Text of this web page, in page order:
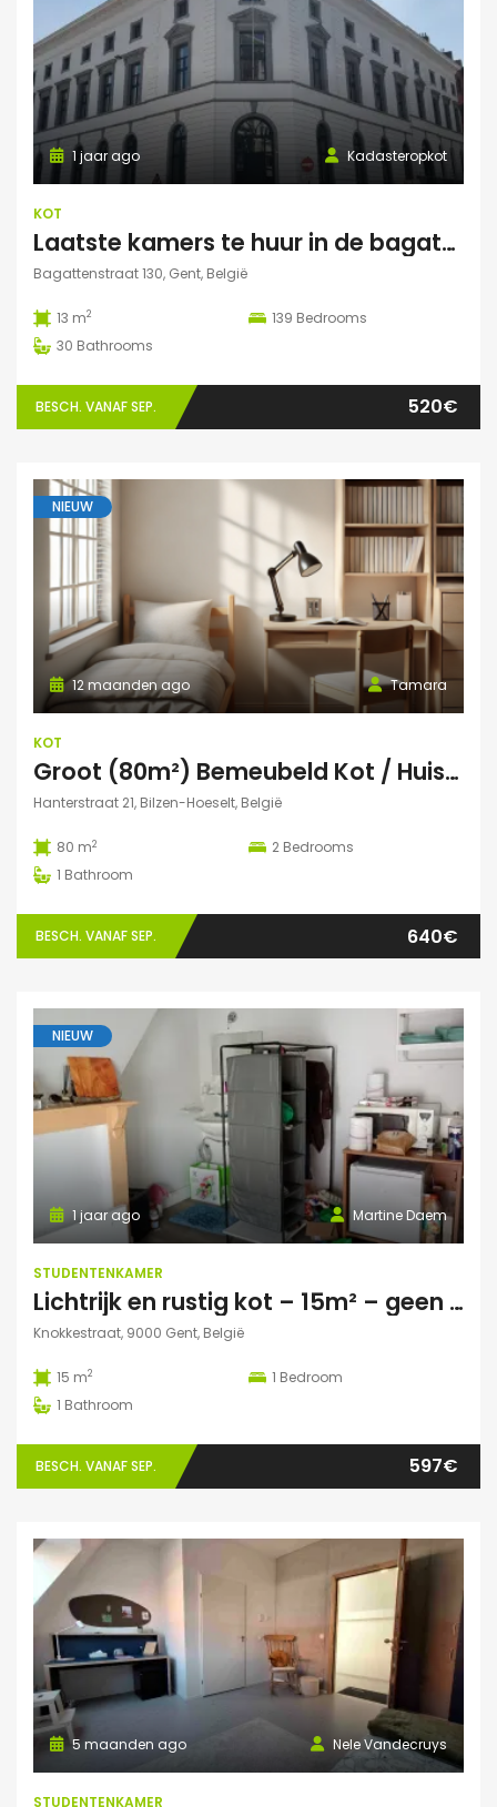
Kadasteropkot
1 jaar ago
KOT
Laatste kamers te huur in de bagattenstraat 130
Bagattenstraat 130, Gent, België
13 m2 139 Bedrooms
30 Bathrooms
BESCH. VANAF SEP. 520€
NIEUW
Tamara
12 maanden ago
KOT
Groot (80m²) Bemeubeld Kot / Huis (volledig privé) Diepenbeek
Hanterstraat 21, Bilzen-Hoeselt, België
80 m2 2 Bedrooms
1 Bathroom
BESCH. VANAF SEP. 640€
NIEUW
Martine Daem
1 jaar ago
STUDENTENKAMER
Lichtrijk en rustig kot – 15m² – geen domicilie
Knokkestraat, 9000 Gent, België
15 m2 1 Bedroom
1 Bathroom
BESCH. VANAF SEP. 597€
Nele Vandecruys
5 maanden ago
STUDENTENKAMER